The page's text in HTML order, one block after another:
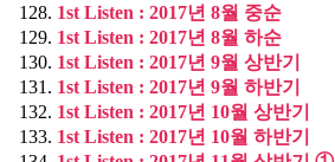
1st Listen : 2017년 8월 중순
1st Listen : 2017년 8월 하순
1st Listen : 2017년 9월 상반기
1st Listen : 2017년 9월 하반기
1st Listen : 2017년 10월 상반기
1st Listen : 2017년 10월 하반기